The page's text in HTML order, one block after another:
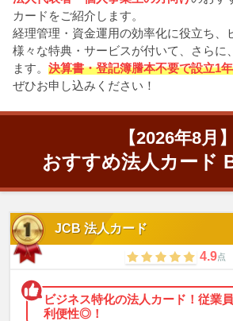
カードをご紹介します。
経理管理・資金運用の効率化に役立ち、
様々な特典・サービスが付いて、さらに
ます。 決算書・登記簿謄本不要で設立1
ぜひお申し込みください！
【2026年8月】
おすすめ法人カード
JCB 法人カード
4.9点
ビジネス特化の法人カード！従業
利便性◎！